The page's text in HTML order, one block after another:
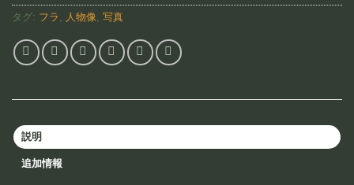
タグ: フラ , 人物像, 写真
説明
追加情報